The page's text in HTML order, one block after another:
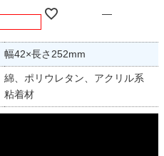
—
幅42×長さ252mm
綿、ポリウレタン、アクリル系
粘着材